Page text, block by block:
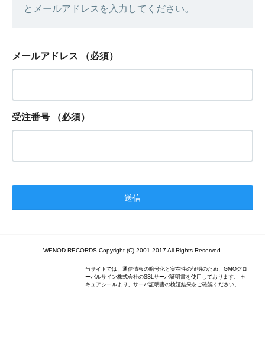
とメールアドレスを入力してください。
メールアドレス （必須）
受注番号 （必須）
WENOD RECORDS Copyright (C) 2001-2017 All Rights Reserved.
当サイトでは、通信情報の暗号化と実在性の証明のため、GMOグロ
ーバルサイン株式会社のSSLサーバ証明書を使用しております。 セ
キュアシールより、サーバ証明書の検証結果をご確認ください。